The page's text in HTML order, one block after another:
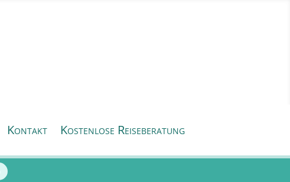
Kontakt Kostenlose Reiseberatung